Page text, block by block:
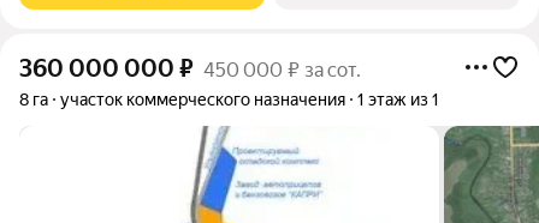
360 000 000 ₽ 450 000 ₽ за сот.
8 га участок коммерческого назначения 1 этаж из 1